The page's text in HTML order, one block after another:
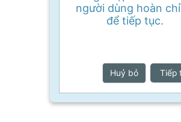
người dùng hoàn
để tiếp tục.
Huỷ bỏ Tiếp